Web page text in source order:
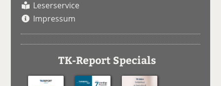
Leserservice
Impressum
TK-Report Specials